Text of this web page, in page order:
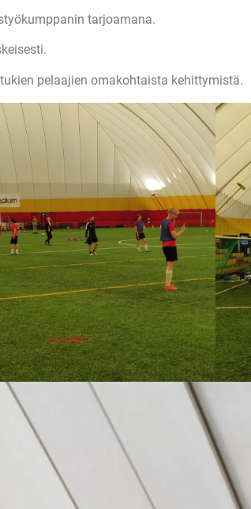
tarjoamana.
pelaajien omakohtaista kehittymistä.